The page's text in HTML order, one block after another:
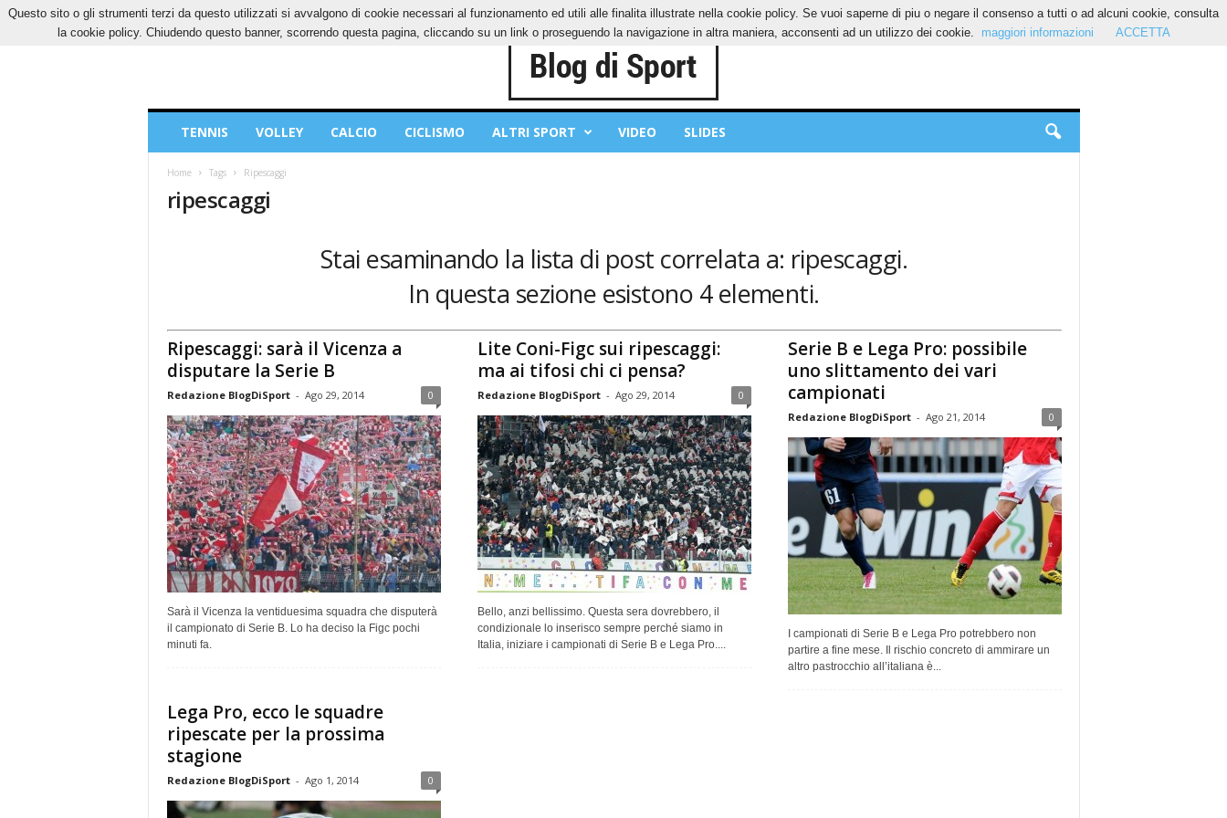
SABATO, 8 AGOSTO 2026 CONTATTI COOKIES PRIVACY POLICY
Sport
TENNIS VOLLEY CALCIO CICLISMO ALTRI SPORT VIDEO SLIDES
Home Tags Ripescaggi
ripescaggi
Stai esaminando la lista di post correlata a: ripescaggi.
In questa sezione esistono 4 elementi.
Ripescaggi: sarà il Vicenza a
disputare la Serie B
Redazione BlogDiSport - Ago 29, 2014 0
Sarà il Vicenza la ventiduesima squadra che disputerà
il campionato di Serie B. Lo ha deciso la Figc pochi
minuti fa.
Lite Coni-Figc sui ripescaggi:
ma ai tifosi chi ci pensa?
Redazione BlogDiSport - Ago 29, 2014 0
Bello, anzi bellissimo. Questa sera dovrebbero, il
condizionale lo inserisco sempre perché siamo in
Italia, iniziare i campionati di Serie B e Lega Pro....
Serie B e Lega Pro: possibile
uno slittamento dei vari
campionati
Redazione BlogDiSport - Ago 21, 2014 0
I campionati di Serie B e Lega Pro potrebbero non
partire a fine mese. Il rischio concreto di ammirare un
altro pastrocchio all’italiana è...
Lega Pro, ecco le squadre
ripescate per la prossima
stagione
Redazione BlogDiSport - Ago 1, 2014 0
Questo sito o gli strumenti terzi da questo utilizzati si avvalgono di cookie necessari al funzionamento ed utili alle finalita illustrate nella cookie policy. Se vuoi saperne di piu o negare il consenso a tutti o ad alcuni cookie, consulta
la cookie policy. Chiudendo questo banner, scorrendo questa pagina, cliccando su un link o proseguendo la navigazione in altra maniera, acconsenti ad un utilizzo dei cookie.
maggiori informazioni ACCETTA